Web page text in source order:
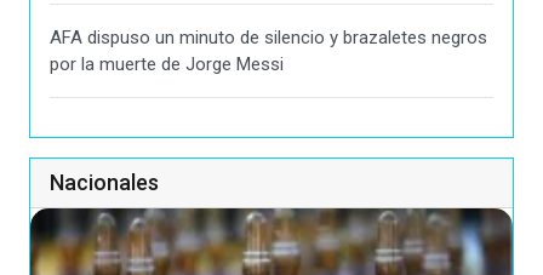
AFA dispuso un minuto de silencio y brazaletes negros
por la muerte de Jorge Messi
Nacionales